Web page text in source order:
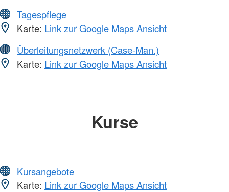
Tagespflege
Karte: Link zur Google Maps Ansicht
Überleitungsnetzwerk (Case-Man.)
Karte: Link zur Google Maps Ansicht
Kurse
Kursangebote
Karte: Link zur Google Maps Ansicht